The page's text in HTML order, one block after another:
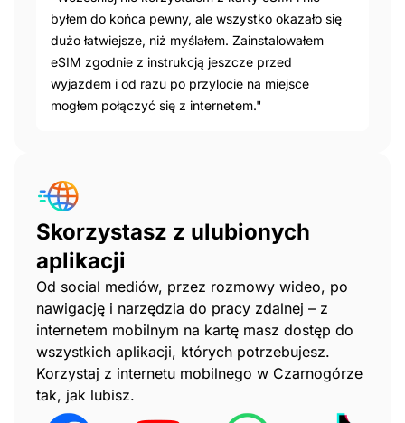
byłem do końca pewny, ale wszystko okazało się
dużo łatwiejsze, niż myślałem. Zainstalowałem
eSIM zgodnie z instrukcją jeszcze przed
wyjazdem i od razu po przylocie na miejsce
mogłem połączyć się z internetem."
Skorzystasz z ulubionych
aplikacji
Od social mediów, przez rozmowy wideo, po
nawigację i narzędzia do pracy zdalnej – z
internetem mobilnym na kartę masz dostęp do
wszystkich aplikacji, których potrzebujesz.
Korzystaj z internetu mobilnego w Czarnogórze
tak, jak lubisz.